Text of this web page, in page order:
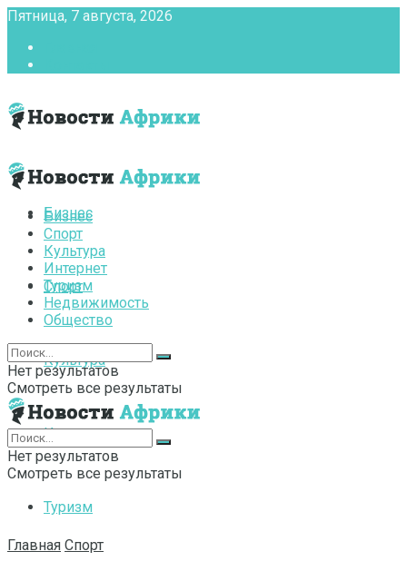
Пятница, 7 августа, 2026
Бизнес
Спорт
Культура
Интернет
Туризм
Бизнес
Спорт
Культура
Интернет
Туризм
Недвижимость
Общество
Нет результатов
Смотреть все результаты
Нет результатов
Смотреть все результаты
Главная Спорт